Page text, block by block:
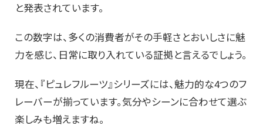
と発表されています。
この数字は、多くの消費者がその手軽さとおいしさに魅
力を感じ、日常に取り入れている証拠と言えるでしょう。
現在、『ピュレフルーツ』シリーズには、魅力的な4つのフ
レーバーが揃っています。気分やシーンに合わせて選ぶ
楽しみも増えますね。